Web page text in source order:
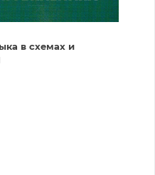
в схемах и